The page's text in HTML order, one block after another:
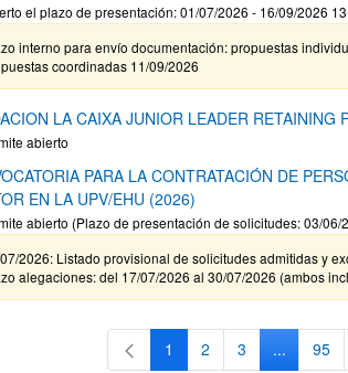
el plazo de presentación: 01/07/2026 - 16/09/2026
interno para envío documentación: propuestas
coordinadas 11/09/2026
LA CAIXA JUNIOR LEADER RETAINING
abierto
PARA LA CONTRATACIÓN DE
EN LA UPV/EHU (2026)
abierto (Plazo de presentación de solicitudes: 03/06/
2026: Listado provisional de solicitudes admitidas y
alegaciones: del 17/07/2026 al 30/07/2026 (ambos
Página
1 Página
2 Página
3 ...Páginas
95